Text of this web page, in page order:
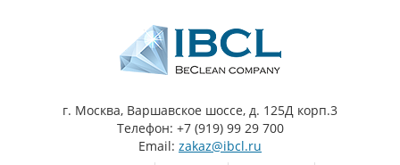
г. Москва, Варшавское шоссе, д. 125Д корп.3
Телефон: +7 (919) 99 29 700
Email: zakaz@ibcl.ru